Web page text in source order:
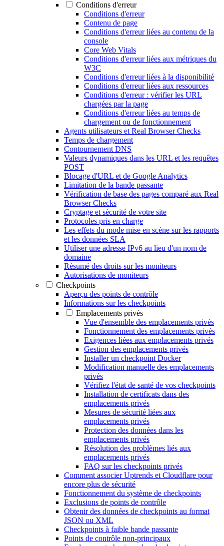
Conditions d'erreur
Conditions d'erreur
Contenu de page
Conditions d'erreur liées au contenu de la
console
Core Web Vitals
Conditions d'erreur liées aux métriques du
W3C
Conditions d'erreur liées à la disponibilité
Conditions d'erreur liées aux ressources
Conditions d'erreur : vérifier les URL
chargées par la page
Conditions d'erreur liées au temps de
chargement ou de fonctionnement
Agents utilisateurs et Real Browser Checks
Temps de chargement
Contournement DNS
Valeurs dynamiques dans les URL et les requêtes
POST
Blocage d'URL et de Google Analytics
Limitation de la bande passante
Vérification de base des pages comparé aux Real
Browser Checks
Cryptage et sécurité de votre site
Protocoles pris en charge
Les effets du mode mise en scène sur les rapports
et les données SLA
Utiliser une adresse IPv6 au lieu d'un nom de
domaine
Résumé des droits sur les moniteurs
Autorisations de moniteurs
Checkpoints
Aperçu des points de contrôle
Informations sur les checkpoints
Emplacements privés
Vue d'ensemble des emplacements privés
Fonctionnement des emplacements privés
Exigences liées aux emplacements privés
Gestion des emplacements privés
Installer un checkpoint Docker
Modification manuelle des emplacements
privés
Vérifiez l'état de santé de vos checkpoints
Installation de certificats dans des
emplacements privés
Mesures de sécurité liées aux
emplacements privés
Protection des données dans les
emplacements privés
Résolution des problèmes liés aux
emplacements privés
FAQ sur les checkpoints privés
Comment associer Uptrends et Cloudflare pour
encore plus de sécurité
Fonctionnement du système de checkpoints
Exclusions de points de contrôle
Obtenir des données de checkpoints au format
JSON ou XML
Checkpoints à faible bande passante
Points de contrôle non-principaux